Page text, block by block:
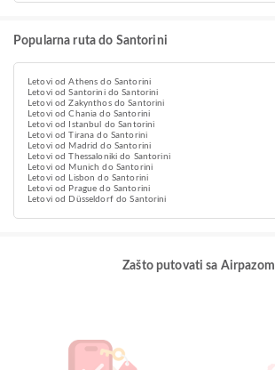
Popularna ruta do Santorini
Letovi od Athens do Santorini
Letovi od Santorini do Santorini
Letovi od Zakynthos do Santorini
Letovi od Chania do Santorini
Letovi od Istanbul do Santorini
Letovi od Tirana do Santorini
Letovi od Madrid do Santorini
Letovi od Thessaloniki do Santorini
Letovi od Munich do Santorini
Letovi od Lisbon do Santorini
Letovi od Prague do Santorini
Letovi od Düsseldorf do Santorini
Zašto putovati sa Airpazom